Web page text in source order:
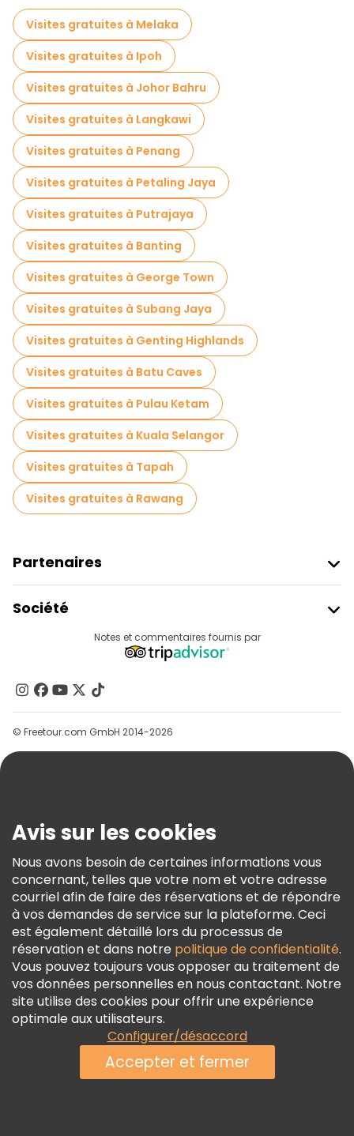
Excursions d'une journée gratuites à Kuala Lumpur
Visites nocturnes gratuites à Kuala Lumpur
Tours à vélo à Kuala Lumpur
Visites gastronomiques à Kuala Lumpur
Visites gratuites à proximité Petronas Twin Towers
Visites gratuites à proximité River of Life
Visites gratuites à proximité Kwai Chai Hong
Visites gratuites à Melaka
Visites gratuites à Ipoh
Visites gratuites à Johor Bahru
Visites gratuites à Langkawi
Visites gratuites à Penang
Visites gratuites à Petaling Jaya
Visites gratuites à Putrajaya
Visites gratuites à Banting
Visites gratuites à George Town
Visites gratuites à Subang Jaya
Visites gratuites à Genting Highlands
Visites gratuites à Batu Caves
Visites gratuites à Pulau Ketam
Visites gratuites à Kuala Selangor
Visites gratuites à Tapah
Visites gratuites à Rawang
Partenaires
Connexion Du Fournisseur
Programme D’affiliation
Société
Contactez-Nous
Groupes
Aide
Conditions Générales Et Mentions Légales
Politique En Matière De Cookies
Freetour Prix
Programme De Fidélité
Notes et commentaires fournis par
© Freetour.com GmbH 2014-2026
Avis sur les cookies
Nous avons besoin de certaines informations vous
concernant, telles que votre nom et votre adresse
courriel afin de faire des réservations et de répondre
à vos demandes de service sur la plateforme. Ceci
est également détaillé lors du processus de
réservation et dans notre politique de confidentialité.
Vous pouvez toujours vous opposer au traitement de
vos données personnelles en nous contactant. Notre
site utilise des cookies pour offrir une expérience
optimale aux utilisateurs.
Configurer/désaccord
Accepter et fermer